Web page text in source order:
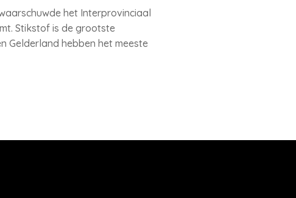
het Interprovinciaal
Stikstof is de grootste
Gelderland hebben het meeste